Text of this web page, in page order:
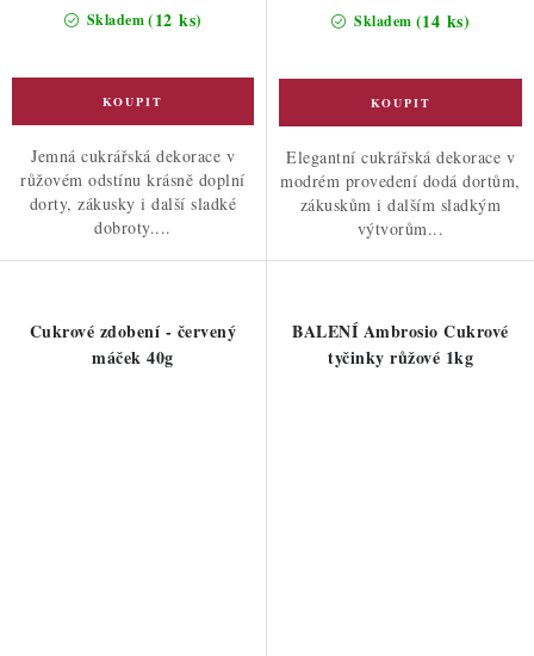
Skladem(12 ks)
Jemná cukrářská dekorace v
růžovém odstínu krásně doplní
dorty, zákusky i další sladké
dobroty....
Skladem (14 ks)
Elegantní cukrářská dekorace v
modrém provedení dodá dortům,
zákuskům i dalším sladkým
výtvorům...
Cukrové zdobení - červený
máček 40g
BALENÍ Ambrosio Cukrové
tyčinky růžové 1kg